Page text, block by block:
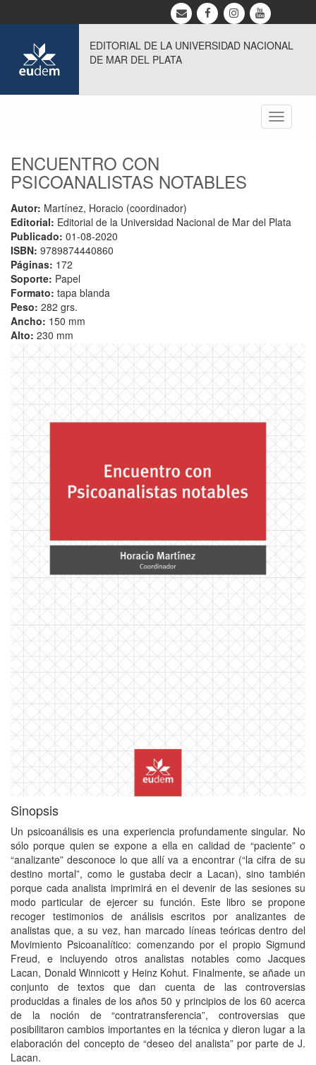
EDITORIAL DE LA UNIVERSIDAD NACIONAL
DE MAR DEL PLATA
Toggle
ENCUENTRO CON
PSICOANALISTAS NOTABLES
Autor: Martínez, Horacio (coordinador)
Editorial: Editorial de la Universidad Nacional de Mar del Plata
Publicado: 01-08-2020
ISBN: 9789874440860
Páginas: 172
Soporte: Papel
Formato: tapa blanda
Peso: 282 grs.
Ancho: 150 mm
Alto: 230 mm
Sinopsis
Un psicoanálisis es una experiencia profundamente singular. No
sólo porque quien se expone a ella en calidad de “paciente” o
“analizante” desconoce lo que allí va a encontrar (“la cifra de su
destino mortal”, como le gustaba decir a Lacan), sino también
porque cada analista imprimirá en el devenir de las sesiones su
modo particular de ejercer su función. Este libro se propone
recoger testimonios de análisis escritos por analizantes de
analistas que, a su vez, han marcado líneas teóricas dentro del
Movimiento Psicoanalítico: comenzando por el propio Sigmund
Freud, e incluyendo otros analistas notables como Jacques
Lacan, Donald Winnicott y Heinz Kohut. Finalmente, se añade un
conjunto de textos que dan cuenta de las controversias
producidas a finales de los años 50 y principios de los 60 acerca
de la noción de “contratransferencia”, controversias que
posibilitaron cambios importantes en la técnica y dieron lugar a la
elaboración del concepto de “deseo del analista” por parte de J.
Lacan.